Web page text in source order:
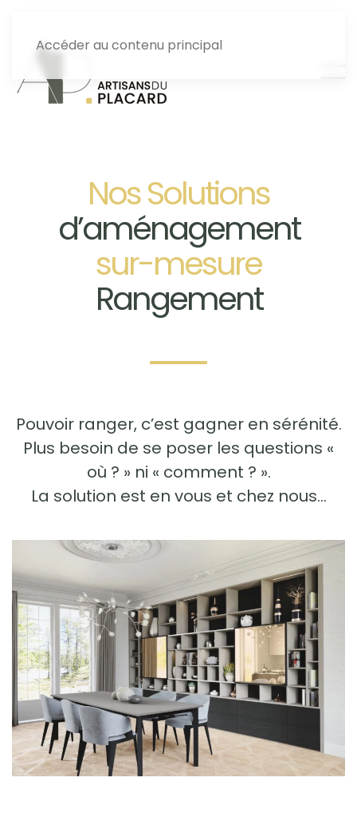
Accéder au contenu principal
Nos Solutions
d’aménagement
sur-mesure
Rangement
Pouvoir ranger, c’est gagner en sérénité.
Plus besoin de se poser les questions «
où ? » ni « comment ? ».
La solution est en vous et chez nous…